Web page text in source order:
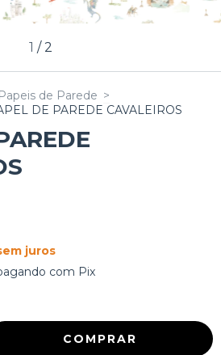
1 /2
Papeis de Parede >
DE PAREDE CAVALEIROS
juros
com Pix